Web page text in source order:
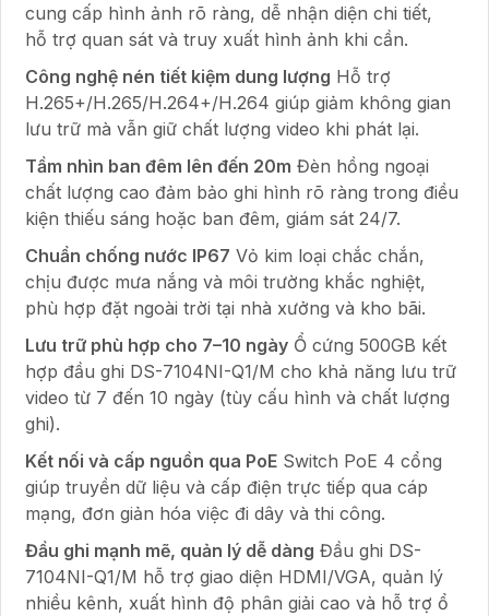
cung cấp hình ảnh rõ ràng, dễ nhận diện chi tiết,
hỗ trợ quan sát và truy xuất hình ảnh khi cần.
Công nghệ nén tiết kiệm dung lượng Hỗ trợ
H.265+/H.265/H.264+/H.264 giúp giảm không gian
lưu trữ mà vẫn giữ chất lượng video khi phát lại.
Tầm nhìn ban đêm lên đến 20m Đèn hồng ngoại
chất lượng cao đảm bảo ghi hình rõ ràng trong điều
kiện thiếu sáng hoặc ban đêm, giám sát 24/7.
Chuẩn chống nước IP67 Vỏ kim loại chắc chắn,
chịu được mưa nắng và môi trường khắc nghiệt,
phù hợp đặt ngoài trời tại nhà xưởng và kho bãi.
Lưu trữ phù hợp cho 7–10 ngày Ổ cứng 500GB kết
hợp đầu ghi DS-7104NI-Q1/M cho khả năng lưu trữ
video từ 7 đến 10 ngày (tùy cấu hình và chất lượng
ghi).
Kết nối và cấp nguồn qua PoE Switch PoE 4 cổng
giúp truyền dữ liệu và cấp điện trực tiếp qua cáp
mạng, đơn giản hóa việc đi dây và thi công.
Đầu ghi mạnh mẽ, quản lý dễ dàng Đầu ghi DS-
7104NI-Q1/M hỗ trợ giao diện HDMI/VGA, quản lý
nhiều kênh, xuất hình độ phân giải cao và hỗ trợ ổ